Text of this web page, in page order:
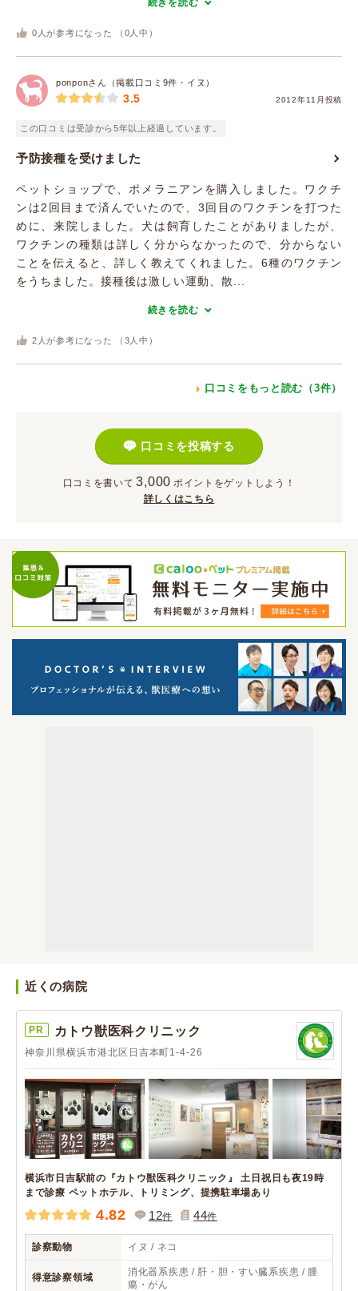
続きを読む
0 人が参考になった （ 0 人中）
ponponさん（掲載口コミ9件・イヌ）
2012年11月投稿
3.5
この口コミは受診から5年以上経過しています。
予防接種を受けました
ペットショップで、ポメラニアンを購入しました。ワクチ
ンは2回目まで済んでいたので、3回目のワクチンを打つた
めに、来院しました。犬は飼育したことがありましたが、
ワクチンの種類は詳しく分からなかったので、分からない
ことを伝えると、詳しく教えてくれました。6種のワクチン
をうちました。接種後は激しい運動、散...
続きを読む
2 人が参考になった （ 3 人中）
口コミをもっと読む（3件）
口コミを投稿する
口コミを書いて 3,000 ポイント をゲットしよう！
詳しくはこちら
近くの病院
PR カトウ獣医科クリニック
神奈川県横浜市港北区日吉本町1-4-26
横浜市日吉駅前の『カトウ獣医科クリニック』 土日祝日も夜19時
まで診療 ペットホテル、トリミング、提携駐車場あり
4.82 12件 44件
診察動物 イヌ / ネコ
得意診察領域
消化器系疾患 / 肝・胆・すい臓系疾患 / 腫
瘍・がん